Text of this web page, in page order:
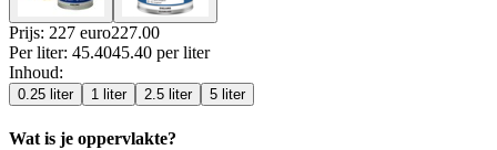
Prijs: 227 euro227.00
Per liter: 45.4045.40 per liter
Inhoud:
0.25 liter 1 liter 2.5 liter 5 liter
Wat is je oppervlakte?